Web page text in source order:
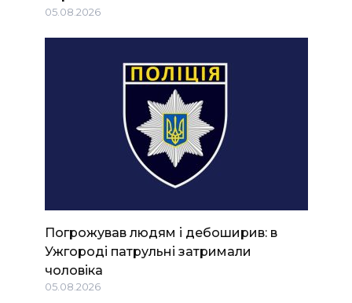
05.08.2026
Погрожував людям і дебоширив: в
Ужгороді патрульні затримали
чоловіка
05.08.2026